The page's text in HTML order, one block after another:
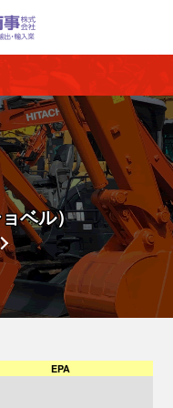
ベル）
EPA